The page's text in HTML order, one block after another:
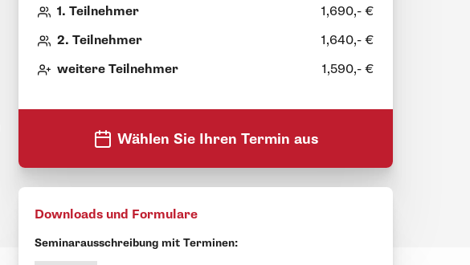
1. Teilnehmer
1,690,- €
2. Teilnehmer
1,640,- €
weitere Teilnehmer
1,590,- €
Wählen Sie Ihren Termin aus
Downloads und Formulare
Seminarausschreibung mit Terminen: